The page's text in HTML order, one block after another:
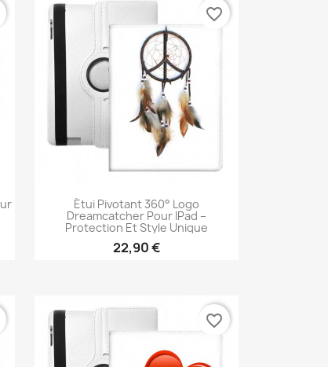
Étui Pivotant 360° Logo
Dreamcatcher Pour IPad –
Protection Et Style Unique
22,90 €
favorite_border
favorite_border